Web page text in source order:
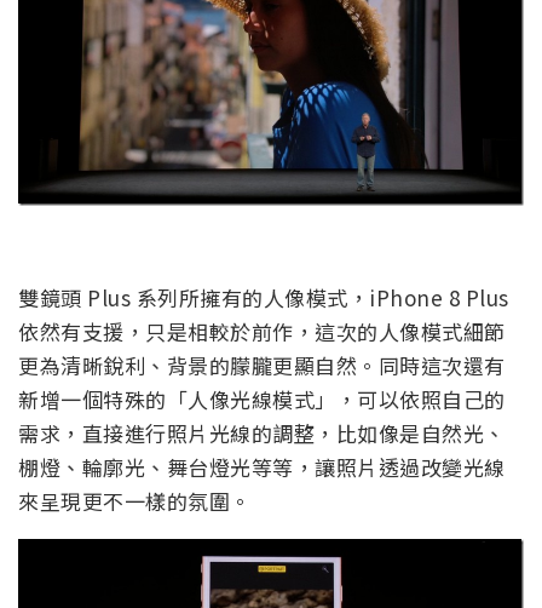
雙鏡頭 Plus 系列所擁有的人像模式，iPhone 8 Plus
依然有支援，只是相較於前作，這次的人像模式細節
更為清晰銳利、背景的朦朧更顯自然。同時這次還有
新增一個特殊的「人像光線模式」，可以依照自己的
需求，直接進行照片光線的調整，比如像是自然光、
棚燈、輪廓光、舞台燈光等等，讓照片透過改變光線
來呈現更不一樣的氛圍。